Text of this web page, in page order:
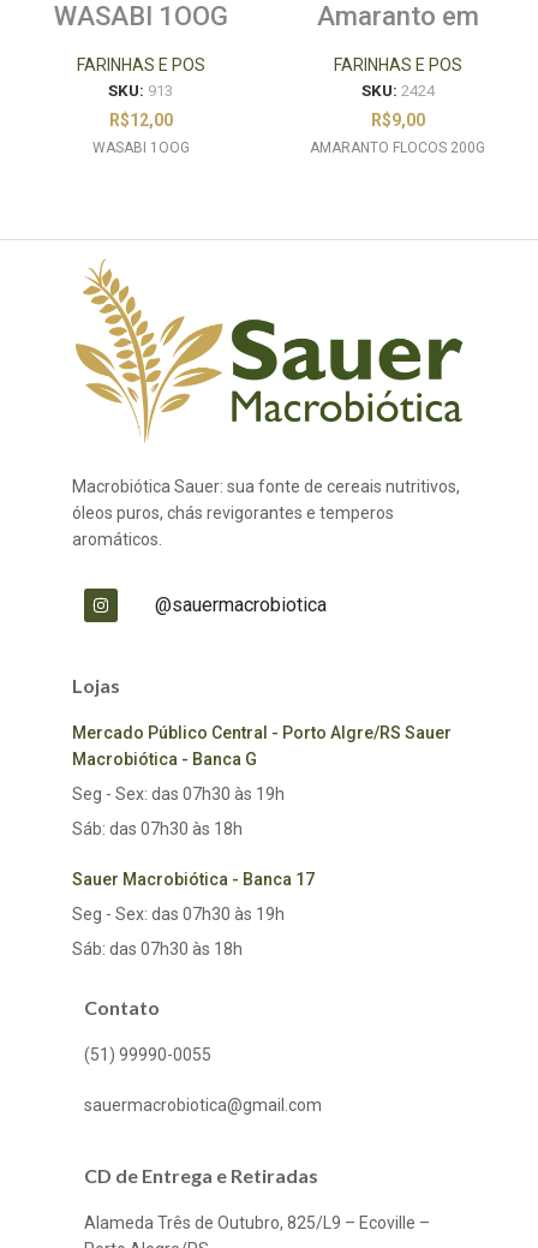
WASABI 1OOG
FARINHAS E POS
SKU: 913
R$12,00
WASABI 1OOG
Amaranto em
FARINHAS E POS
SKU: 2424
R$9,00
AMARANTO FLOCOS 200G
Macrobiótica Sauer: sua fonte de cereais nutritivos,
óleos puros, chás revigorantes e temperos
aromáticos.
@sauermacrobiotica
Lojas
Mercado Público Central - Porto Algre/RS Sauer
Macrobiótica - Banca G
Seg - Sex: das 07h30 às 19h
Sáb: das 07h30 às 18h
Sauer Macrobiótica - Banca 17
Seg - Sex: das 07h30 às 19h
Sáb: das 07h30 às 18h
Contato
(51) 99990-0055
sauermacrobiotica@gmail.com
CD de Entrega e Retiradas
Alameda Três de Outubro, 825/L9 – Ecoville –